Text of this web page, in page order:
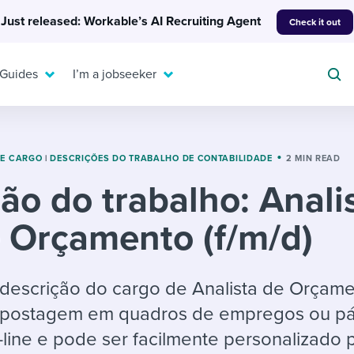
Just released: Workable’s AI Recruiting Agent Check it out
candidates
hiring pipelines
Or browse by
A flexible workplace
means new ways of
working. Pick up tips
question templates
checklists
& reports
EXPERT INSIGHTS
Get insights, guidance,
and tips from those in
the know.
I’m a jobseeker
resources
For your job search:
INTERVIEWS & ANSWERS
Typical interview
answers for each.
CARGO | DESCRIÇÕES DO TRABALHO DE CONTABILIDADE 2 MIN READ
do trabalho:
Orçamento (f/m/d)
do cargo de Analista de
em quadros de empregos ou
e pode ser facilmente personalizado